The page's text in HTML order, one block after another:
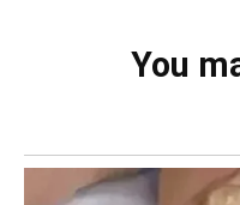
You